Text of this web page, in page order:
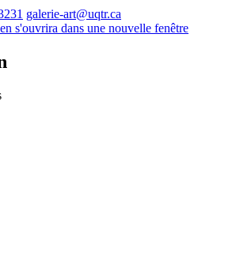
galerie-art@uqtr.ca
s'ouvrira dans une nouvelle fenêtre